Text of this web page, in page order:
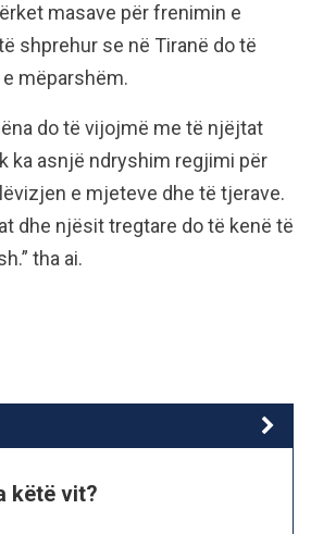
masave për frenimin e
shprehur se në Tiranë do të
mëparshëm.
do të vijojmë me të njëjtat
ka asnjë ndryshim regjimi për
e mjeteve dhe të tjerave.
dhe njësit tregtare do të kenë të
tha ai.
këtë vit?